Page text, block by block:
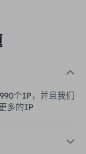
个IP，并且我们
多的IP